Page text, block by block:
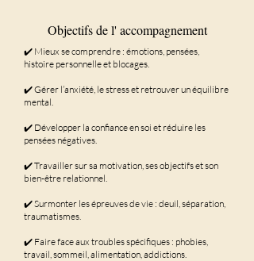
Objectifs de l' accompagnement
✔️ Mieux se comprendre : émotions, pensées,
histoire personnelle et blocages.
✔️ Gérer l’anxiété, le stress et retrouver un équilibre
mental.
✔️ Développer la confiance en soi et réduire les
pensées négatives.
✔️ Travailler sur sa motivation, ses objectifs et son
bien-être relationnel.
✔️ Surmonter les épreuves de vie : deuil, séparation,
traumatismes.
✔️ Faire face aux troubles spécifiques : phobies,
travail, sommeil, alimentation, addictions.